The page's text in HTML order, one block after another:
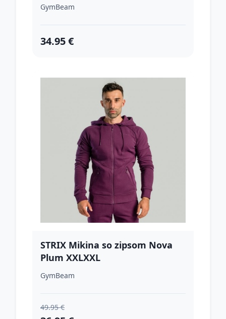
GymBeam
34.95 €
STRIX Mikina so zipsom Nova
Plum XXLXXL
GymBeam
49.95 €